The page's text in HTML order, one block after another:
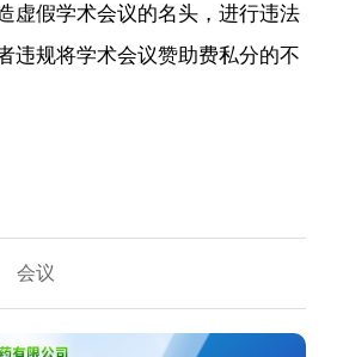
虚假学术会议的名头，进行违法
违规将学术会议赞助费私分的不
会议